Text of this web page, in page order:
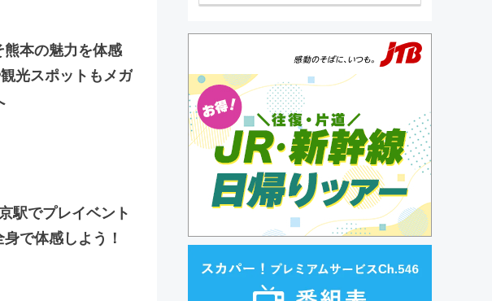
本の魅力を体感
光スポットもメガ
駅でプレイベント
で体感しよう！